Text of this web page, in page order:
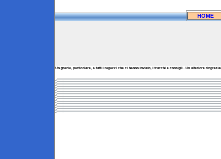
HOME
Un grazie, particolare, a tutti i ragazzi che ci hanno inviato, i trucchi e consigli . Un ulteriore